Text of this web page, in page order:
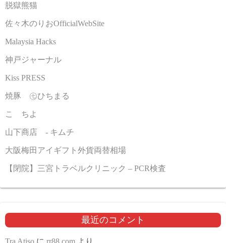
脱獄熊猫
佐々木のりおOfficialWebSite
Malaysia Hacks
神戸ジャーナル
Kiss PRESS
焼豚 ㊆ひちまる
こゝちよ
山下商店 - キムチ
大阪梅田アイギフト外貨両替相場
【閉院】三宮トラベルクリニック – PCR検査
最近のコメント
Tra Atiso に rr88.com より